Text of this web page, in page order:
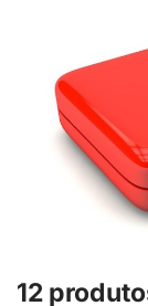
12